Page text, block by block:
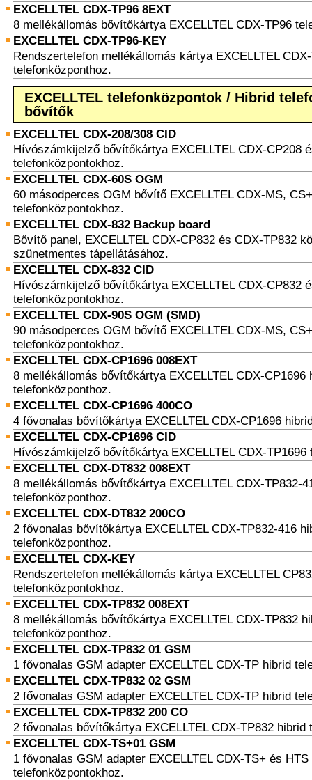
EXCELLTEL CDX-TP96 8EXT
8 mellékállomás bővítőkártya EXCELLTEL CDX-TP96
EXCELLTEL CDX-TP96-KEY
Rendszertelefon mellékállomás kártya EXCELLTEL
telefonközponthoz.
EXCELLTEL telefonközpontok / Hibrid
bővítők
EXCELLTEL CDX-208/308 CID
Hívószámkijelző bővítőkártya EXCELLTEL CDX-CP208
telefonközpontokhoz.
EXCELLTEL CDX-60S OGM
60 másodperces OGM bővítő EXCELLTEL CDX-MS,
telefonközpontokhoz.
EXCELLTEL CDX-832 Backup board
Bővítő panel, EXCELLTEL CDX-CP832 és CDX-TP832
szünetmentes tápellátásához.
EXCELLTEL CDX-832 CID
Hívószámkijelző bővítőkártya EXCELLTEL CDX-CP832
telefonközpontokhoz.
EXCELLTEL CDX-90S OGM (SMD)
90 másodperces OGM bővítő EXCELLTEL CDX-MS,
telefonközpontokhoz.
EXCELLTEL CDX-CP1696 008EXT
8 mellékállomás bővítőkártya EXCELLTEL CDX-CP1696
telefonközponthoz.
EXCELLTEL CDX-CP1696 400CO
4 fővonalas bővítőkártya EXCELLTEL CDX-CP1696
EXCELLTEL CDX-CP1696 CID
Hívószámkijelző bővítőkártya EXCELLTEL CDX-TP1696
EXCELLTEL CDX-DT832 008EXT
8 mellékállomás bővítőkártya EXCELLTEL CDX-TP832-
telefonközponthoz.
EXCELLTEL CDX-DT832 200CO
2 fővonalas bővítőkártya EXCELLTEL CDX-TP832-416
telefonközponthoz.
EXCELLTEL CDX-KEY
Rendszertelefon mellékállomás kártya EXCELLTEL
telefonközpontokhoz.
EXCELLTEL CDX-TP832 008EXT
8 mellékállomás bővítőkártya EXCELLTEL CDX-TP832
telefonközponthoz.
EXCELLTEL CDX-TP832 01 GSM
1 fővonalas GSM adapter EXCELLTEL CDX-TP hibrid
EXCELLTEL CDX-TP832 02 GSM
2 fővonalas GSM adapter EXCELLTEL CDX-TP hibrid
EXCELLTEL CDX-TP832 200 CO
2 fővonalas bővítőkártya EXCELLTEL CDX-TP832 hibrid
EXCELLTEL CDX-TS+01 GSM
1 fővonalas GSM adapter EXCELLTEL CDX-TS+ és HTS
telefonközpontokhoz.